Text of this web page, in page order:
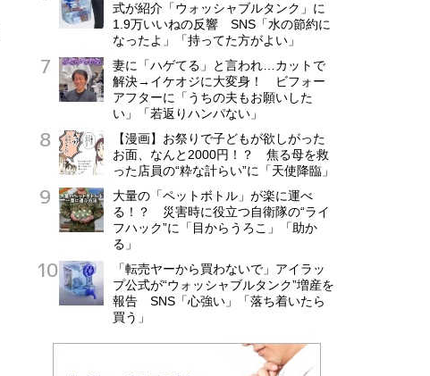
式が紹介「ウォッシャブルタンク」に
1.9万いいねの反響 SNS「水の節約に
なったよ」「持ってた方がよい」
妻に「ハゲてる」と言われ…カットで
解決→イケオジに大変身！ ビフォー
アフターに「うちの夫もお願いした
い」「若返りハンパない」
【漫画】お祭りで子どもが欲しがった
お面、なんと2000円！？ 焦る母を救
った店員の“粋な計らい”に「天使降臨」
大量の「ペットボトル」が楽に運べ
る！？ 災害時に役立つ自衛隊の“ライ
フハック”に「目からうろこ」「助か
る」
「転売ヤーから買わないで」アイラッ
プ公式が“ウォッシャブルタンク”増産を
報告 SNS「心強い」「落ち着いたら
買う」